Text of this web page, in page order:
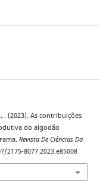
. (2023). As contribuições
do algodão
Revista De Ciências Da
8077.2023.e85008